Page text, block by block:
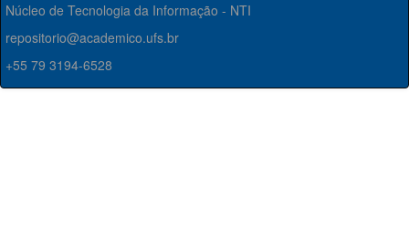
Núcleo de Tecnologia da Informação - NTI
repositorio@academico.ufs.br
+55 79 3194-6528